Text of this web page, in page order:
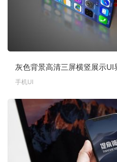
灰色背景高清三屏横竖展示
手机UI